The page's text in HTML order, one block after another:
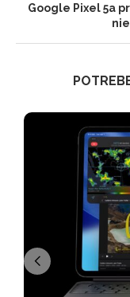
Google Pixel 5a